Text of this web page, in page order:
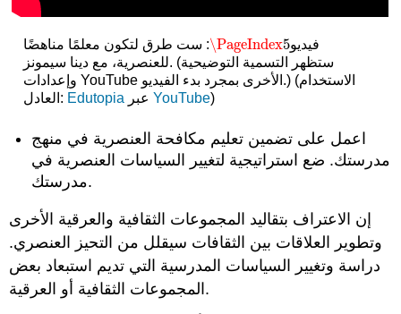
فيديو \PageIndex5
\PageIndex5
: ست طرق لتكون معلمًا مناهضًا
للعنصرية، مع دينا سيمونز. (ستظهر التسمية التوضيحية
وإعدادات YouTube الأخرى بمجرد بدء الفيديو.) (الاستخدام
العادل: Edutopia YouTube)
اعمل على تضمين تعليم مكافحة العنصرية في منهج
مدرستك. ضع استراتيجية لتغيير السياسات العنصرية في
مدرستك.
إن الاعتراف بتقاليد المجموعات الثقافية والعرقية الأخرى
وتطوير العلاقات بين الثقافات سيقلل من التحيز العنصري.
دراسة وتغيير السياسات المدرسية التي تديم استبعاد بعض
المجموعات الثقافية أو العرقية.